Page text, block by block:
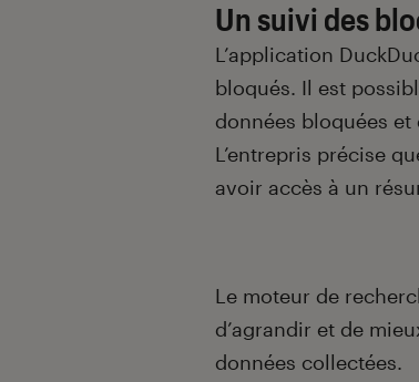
Un suivi des
L’application
bloqués. Il est
données bloquées
L’entrepris précise
avoir accès à un
Le moteur de
d’agrandir et de
données collectées.